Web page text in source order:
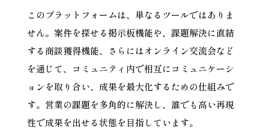
このプラットフォームは、単なるツールではありま
せん。案件を探せる掲示板機能や、課題解決に直結
する商談獲得機能、さらにはオンライン交流会など
を通じて、コミュニティ内で相互にコミュニケーシ
ョンを取り合い、成果を最大化するための仕組みで
す。営業の課題を多角的に解決し、誰でも高い再現
性で成果を出せる状態を目指しています。